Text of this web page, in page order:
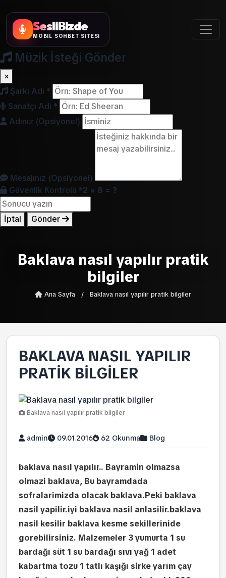
SesliBizde
MOBİL SOHBET SİTESİ
Müzik İsteği Gönder
×
Şarkı Adı *
Sanatçı Adı *
Adınız (Opsiyonel)
Mesajınız (Opsiyonel)
Güvenlik Kontrolü *2 × 8 = ?
İptal Gönder
Baklava nasıl yapılır pratik
bilgiler
Ana Sayfa / Baklava nasıl yapılır pratik bilgiler
BAKLAVA NASIL YAPILIR
PRATIK BILGILER
Baklava nasıl yapılır pratik bilgiler
admin 09.01.2016 62 Okunma Blog
baklava nasıl yapılır.. Bayramin olmazsa
olmazi baklava, Bu bayramdada
sofralarimizda olacak baklava.Peki baklava
nasil yapilir.iyi baklava nasil anlasilir.baklava
nasil kesilir baklava kesme sekillerinide
gorebilirsiniz. Malzemeler 3 yumurta 1 su
bardağı süt 1 su bardağı sıvı yağ 1 adet
kabartma tozu 1 tatlı kaşığı sirke yarım çay